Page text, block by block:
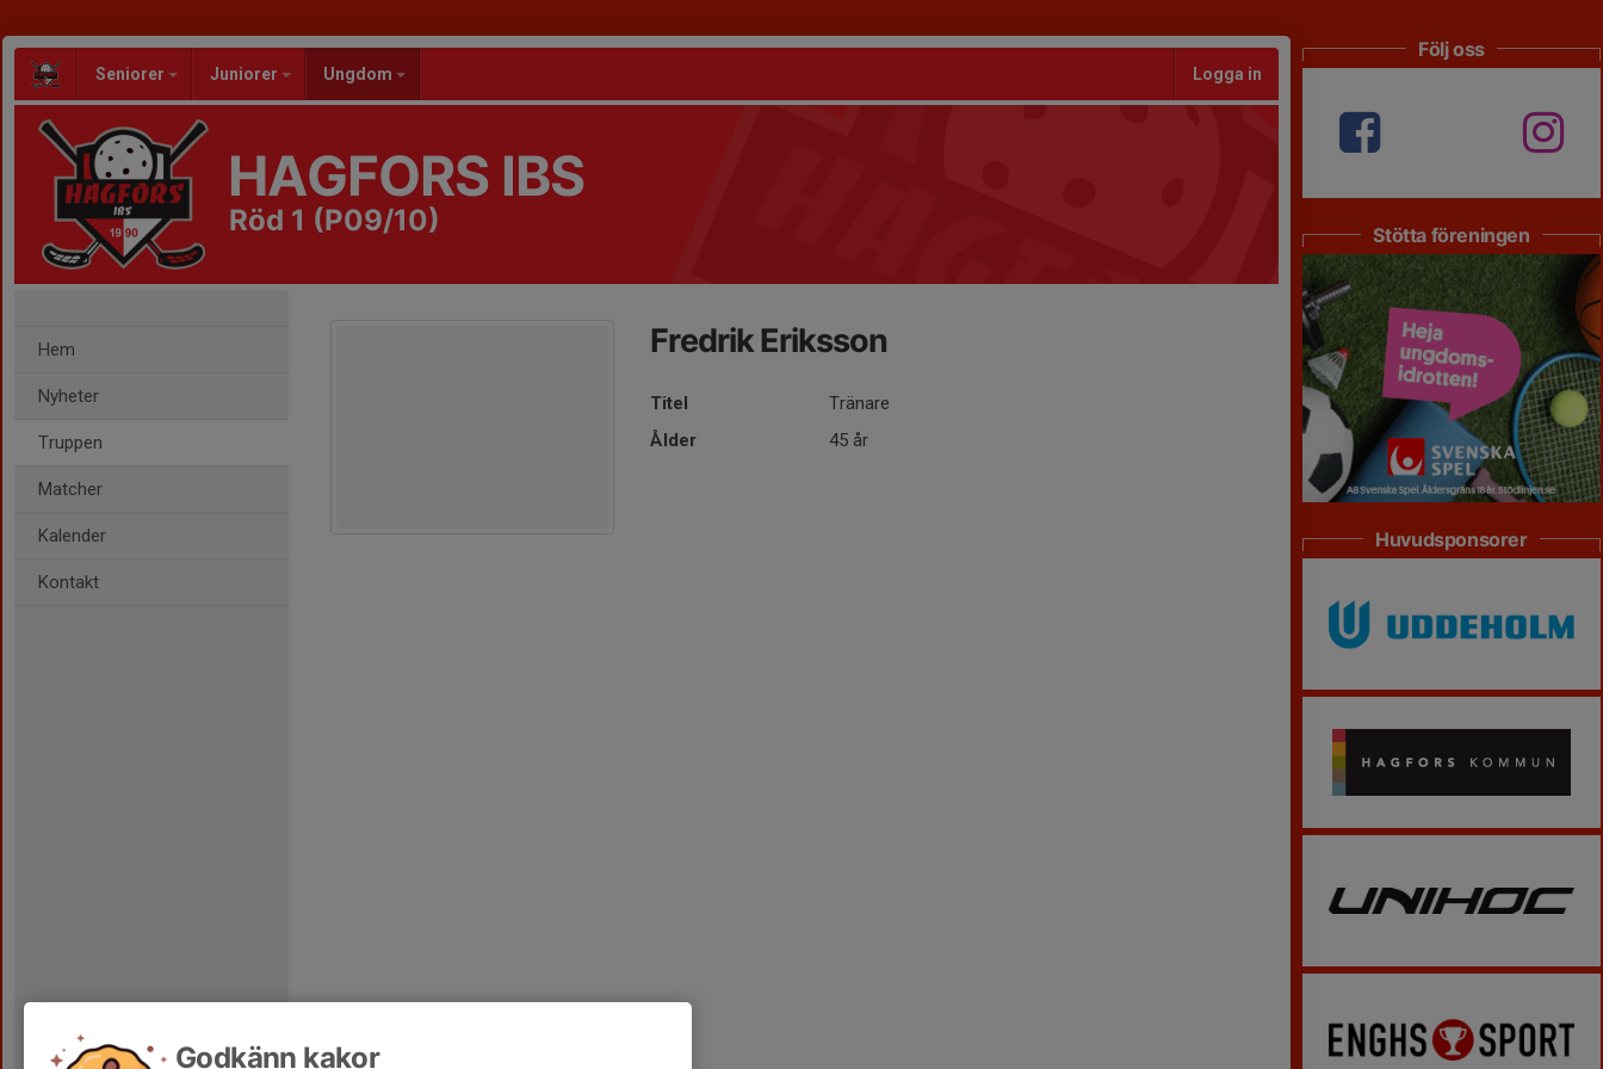
Seniorer Juniorer Ungdom Logga in
HAGFORS IBS
Röd 1 (P09/10)
Hem
Nyheter
Truppen
Matcher
Kalender
Kontakt
Fredrik Eriksson
Titel
Tränare
Ålder
45 år
Följ oss
Stötta föreningen
Huvudsponsorer
Godkänn kakor